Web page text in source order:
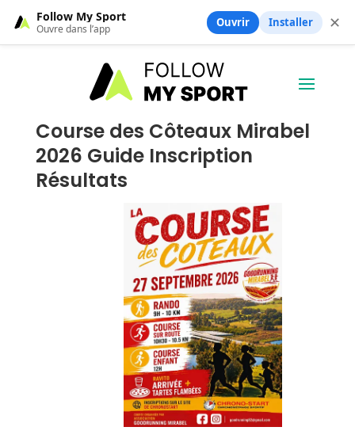
Course des Côteaux Mirabel
2026 Guide Inscription
Résultats
Follow My Sport
Ouvre dans l’app Ouvrir Installer ✕